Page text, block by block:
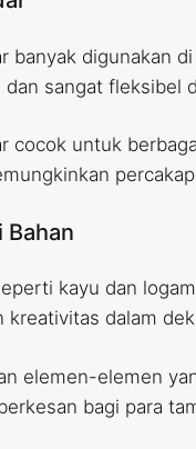
banyak digunakan
sangat fleksibel
cocok untuk
Bahan
kayu dan
kreativitas dalam
elemen-elemen
bagi para